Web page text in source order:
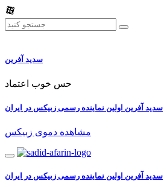
سدید آفرین
حس خوب اعتماد
سدید آفرین اولین نماینده رسمی زبیکس در ایران
مشاهده دموی زبیکس
سدید آفرین اولین نماینده رسمی زبیکس در ایران